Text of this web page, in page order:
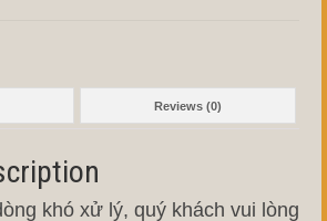
Reviews (0)
khó xử lý, quý khách vui lòng